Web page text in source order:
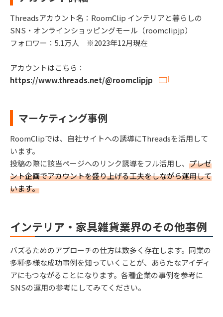
Threadsアカウント名：RoomClip インテリアと暮らしの
SNS・オンラインショッピングモール（roomclipjp）
フォロワー：5.1万人 ※2023年12月現在
アカウントはこちら：
https://www.threads.net/@roomclipjp
マーケティング事例
RoomClipでは、自社サイトへの誘導にThreadsを活用して
います。
投稿の際に該当ページへのリンク誘導をフル活用し、 プレゼ
ント企画でアカウントを盛り上げる工夫をしながら運用して
います。
インテリア・家具雑貨業界のその他事例
バズるためのアプローチの仕方は数多く存在します。同業の
多種多様な成功事例を知っていくことが、あらたなアイディ
アにもつながることになります。各種企業の事例を参考に
SNSの運用の参考にしてみてください。